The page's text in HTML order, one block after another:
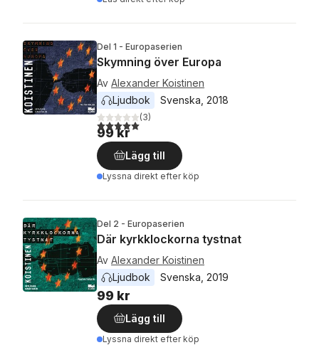
Del 1 - Europaserien
Skymning över Europa
Av Alexander Koistinen
Ljudbok
Svenska 2018
5,0utav 5 stjärnor. Totalt antal röster:
(3)
99 kr
Lägg till
Lyssna direkt efter köp
Del 2 - Europaserien
Där kyrkklockorna tystnat
Av Alexander Koistinen
Ljudbok
Svenska 2019
99 kr
Lägg till
Lyssna direkt efter köp